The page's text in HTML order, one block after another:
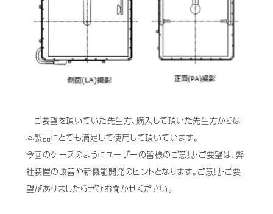
ご要望を頂いていた先生方、購入して頂いた先生方からは
本製品にとても満足して使用して頂いています。
今回のケースのようにユーザーの皆様のご意見・ご要望は、弊
社装置の改善や新機能開発のヒントとなります。ご意見・ご要
望がありましたらぜひお聞かせください。